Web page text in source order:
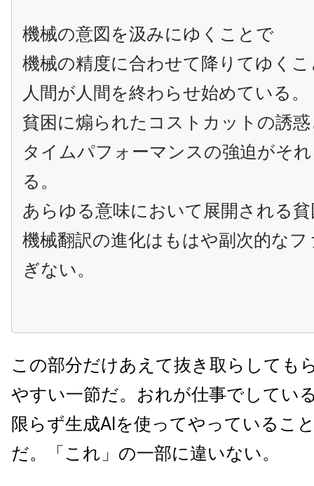
機械の意図を汲みにゆくことで
機械の精度に合わせて降りてゆく
人間が人間を終わらせ始めている。
貧困に煽られたコストカットの誘
タイムパフォーマンスの強迫がそ
る。
あらゆる意味において展開される
機械翻訳の進化はもはや副次的な
ぎない。
この部分だけあえて抜き取らしても
やすい一節だ。おれが仕事でしてい
限らず生成AIを使ってやっているこ
だ。「これ」の一部に違いない。